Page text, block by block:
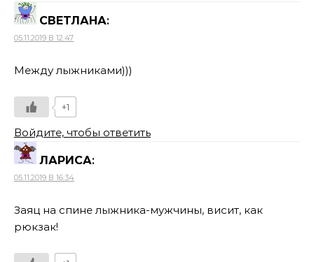
СВЕТЛАНА:
05.11.2019 В 12:47
Между лыжниками)))
+1
Войдите, чтобы ответить
ЛАРИСА:
05.11.2019 В 16:34
Заяц на спине лыжника-мужчины, висит, как
рюкзак!